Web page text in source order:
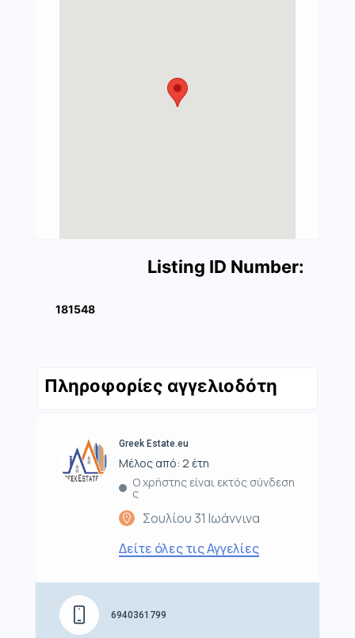
Listing ID Number:
181548
Πληροφορίες αγγελιοδότη
Greek Estate.eu
Μέλος από: 2 έτη
Ο χρήστης είναι εκτός σύνδεση
ς
Σουλίου 31 Ιωάννινα
Δείτε όλες τις Αγγελίες
6940361799